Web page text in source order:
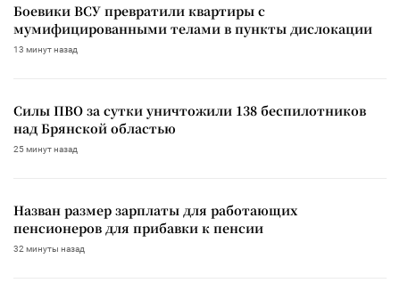
Боевики ВСУ превратили квартиры с
мумифицированными телами в пункты дислокации
13 минут назад
Силы ПВО за сутки уничтожили 138 беспилотников
над Брянской областью
25 минут назад
Назван размер зарплаты для работающих
пенсионеров для прибавки к пенсии
32 минуты назад